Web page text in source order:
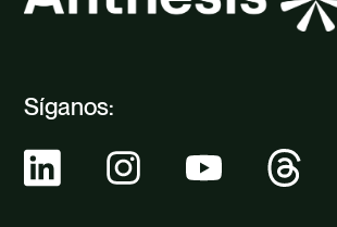
Síganos: